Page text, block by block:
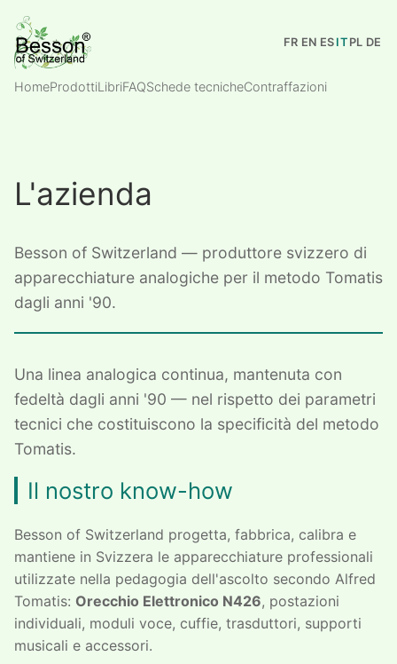
HomeProdottiLibriFAQSchede tecnicheContraffazioni
FR EN ES IT PL DE
L'azienda
Besson of Switzerland — produttore svizzero di
apparecchiature analogiche per il metodo Tomatis
dagli anni '90.
Una linea analogica continua, mantenuta con
fedeltà dagli anni '90 — nel rispetto dei parametri
tecnici che costituiscono la specificità del metodo
Tomatis.
Il nostro know-how
Besson of Switzerland progetta, fabbrica, calibra e
mantiene in Svizzera le apparecchiature professionali
utilizzate nella pedagogia dell'ascolto secondo Alfred
Tomatis: Orecchio Elettronico N426, postazioni
individuali, moduli voce, cuffie, trasduttori, supporti
musicali e accessori.